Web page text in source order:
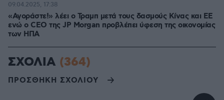
«Αγοράστε!» λέει ο Τραμπ μετά τους δασμούς Κίνας και ΕΕ
ενώ ο CEO της JP Morgan προβλέπει ύφεση της οικονομίας
των ΗΠΑ
09.04.2025, 17:38
ΣΧΟΛΙΑ (364)
ΠΡΟΣΘΗΚΗ ΣΧΟΛΙΟΥ